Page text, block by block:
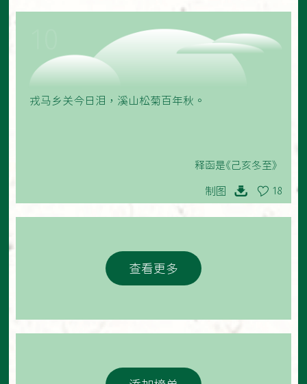
戎马乡关今日泪，溪山松菊百年秋。
释函是《己亥冬至》
制图 18
查看更多